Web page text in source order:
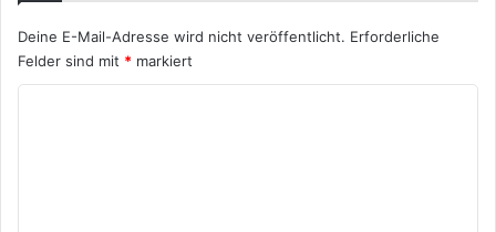
Deine E-Mail-Adresse wird nicht veröffentlicht. Erforderliche
Felder sind mit * markiert